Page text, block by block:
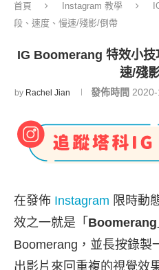
首頁 Instagram 教學
段、速度、慢速/殘影/倒帶
IG Boomerang 特效小技
速/殘
by Rachel Jian 發佈時間
在發佈 Instagram 限時動
效之一就是「 Boomerang
Boomerang，並長按錄製
出影片來回重複的視覺效